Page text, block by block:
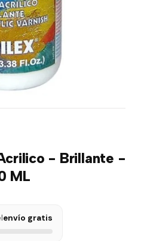
- Brillante -
ML
envío gratis